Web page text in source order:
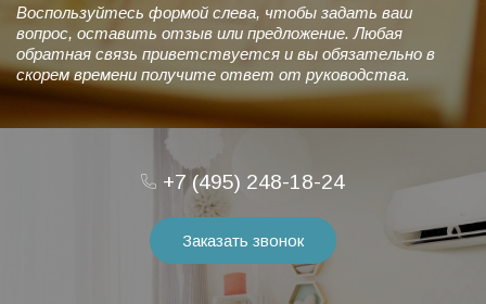
Воспользуйтесь формой слева, чтобы задать ваш
вопрос, оставить отзыв или предложение. Любая
обратная связь приветствуется и вы обязательно в
скорем времени получите ответ от руководства.
+7 (495) 248-18-24
Заказать звонок